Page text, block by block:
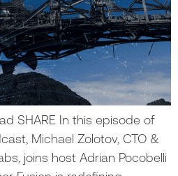
SHARE In this episode of
Michael Zolotov, CTO &
joins host Adrian Pocobelli